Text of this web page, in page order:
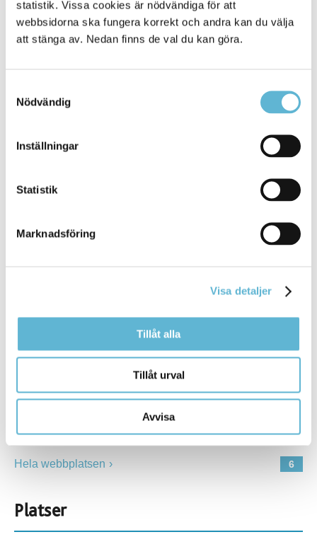
statistik. Vissa cookies är nödvändiga för att
webbsidorna ska fungera korrekt och andra kan du välja
att stänga av. Nedan finns de val du kan göra.
Nödvändig
Inställningar
Statistik
Marknadsföring
Visa detaljer
Tillåt alla
Tillåt urval
Avvisa
Nyhet
och detta påverkar även Valje, ... Var sparsam med
vattnet, fyll inga pooler eller
gräsmattan under
Bromölla Kommun
Resultat per sida:
Ämnessidor
6
Hela webbplatsen
Platser